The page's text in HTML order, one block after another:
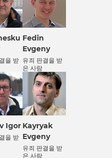
을 받
Fedin
Evgeny
유죄 판결을 받
은 사람
Igor
을 받
Kayryak
Evgeny
유죄 판결을 받
은 사람